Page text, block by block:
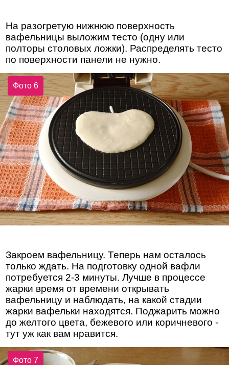
На разогретую нижнюю поверхность
вафельницы выложим тесто (одну или
полторы столовых ложки). Распределять тесто
по поверхности панели не нужно.
Фото 6
Закроем вафельницу. Теперь нам осталось
только ждать. На подготовку одной вафли
потребуется 2-3 минуты. Лучше в процессе
жарки время от времени открывать
вафельницу и наблюдать, на какой стадии
жарки вафельки находятся. Поджарить можно
до желтого цвета, бежевого или коричневого -
тут уж как вам нравится.
Фото 7